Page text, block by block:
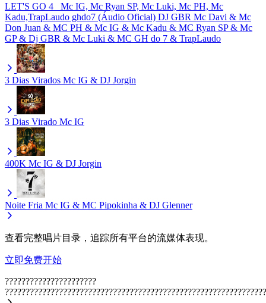
LET'S GO 4_ Mc IG, Mc Ryan SP, Mc Luki, Mc PH, Mc
Kadu,TrapLaudo ghdo7 (Áudio Oficial) DJ GBR Mc Davi & Mc
Don Juan & MC PH & Mc IG & Mc Kadu & MC Ryan SP & Mc
GP & Dj GBR & Mc Luki & MC GH do 7 & TrapLaudo
3 Dias Virados Mc IG & DJ Jorgin
3 Dias Virado Mc IG
400K Mc IG & DJ Jorgin
Noite Fria Mc IG & MC Pipokinha & DJ Glenner
查看完整唱片目录，追踪所有平台的流媒体表现。
立即免费开始
??????????????????????